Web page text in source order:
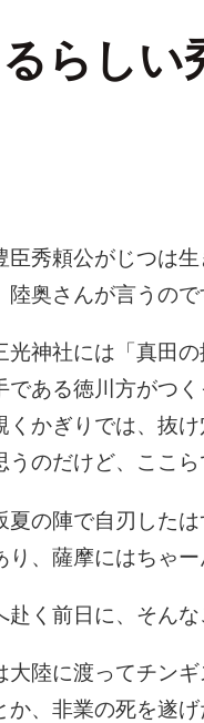
らしい
臣秀頼公がじつは
奥さんが言うので
光神社には「真田
である徳川方がつ
かぎりでは、抜
のだけど、ここ
の陣で自刃した
、薩摩にはちゃー
く前日に、そんな
陸に渡ってチン
か、非業の死を遂